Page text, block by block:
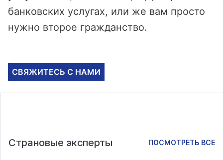
банковских услугах, или же вам просто
нужно второе гражданство.
СВЯЖИТЕСЬ С НАМИ
Страновые эксперты ПОСМОТРЕТЬ ВСЕ